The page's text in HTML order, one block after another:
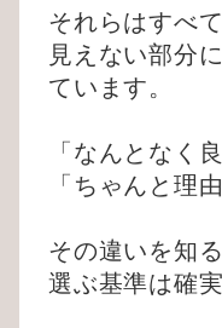
それらはすべて
見えない部分
ています。
「なんとなく
「ちゃんと理
その違いを知
選ぶ基準は確